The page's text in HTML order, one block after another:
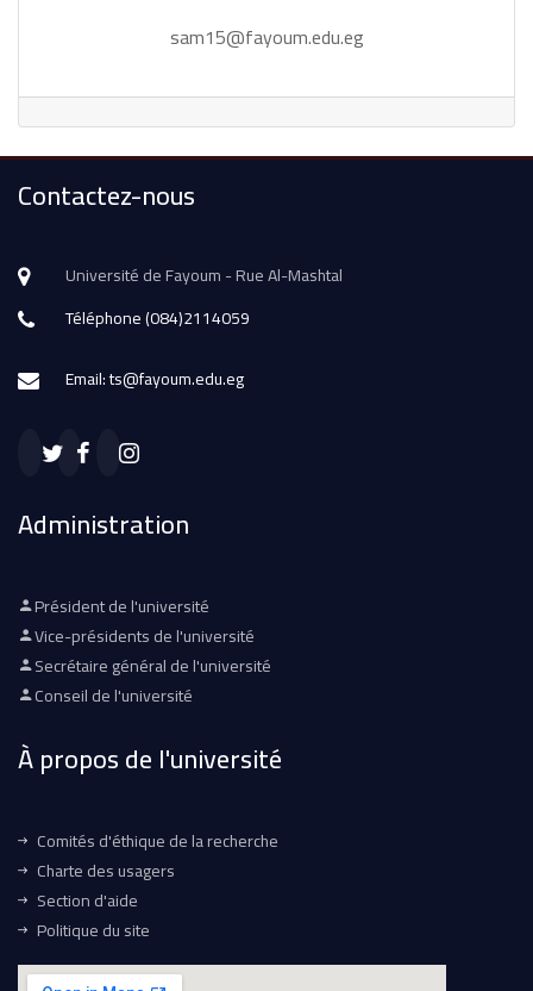
sam15@fayoum.edu.eg
Contactez-nous
Université de Fayoum - Rue Al-Mashtal
Téléphone (084)2114059
Email: ts@fayoum.edu.eg
Administration
Président de l'université
Vice-présidents de l'université
Secrétaire général de l'université
Conseil de l'université
À propos de l'université
Comités d'éthique de la recherche
Charte des usagers
Section d'aide
Politique du site